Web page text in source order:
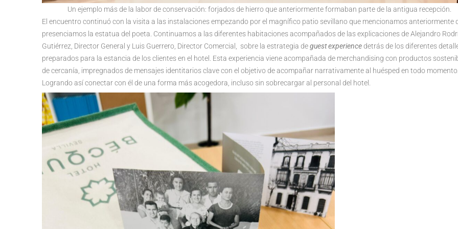
Un ejemplo más de la labor de conservación: forjados de hierro que anteriormente formaban parte de la antigua recepción.
El encuentro continuó con la visita a las instalaciones empezando por el magnífico patio sevillano que mencionamos anteriormente
presenciamos la estatua del poeta. Continuamos a las diferentes habitaciones acompañados de las explicaciones de Alejandro
Gutiérrez, Director General y Luis Guerrero, Director Comercial, sobre la estrategia deguest experiencedetrás de los diferentes
preparados para la estancia de los clientes en el hotel. Esta experiencia viene acompañada de merchandising con productos
de cercanía, impregnados de mensajes identitarios clave con el objetivo de acompañar narrativamente al huésped en todo momento.
Logrando así conectar con él de una forma más acogedora, incluso sin sobrecargar al personal del hotel.